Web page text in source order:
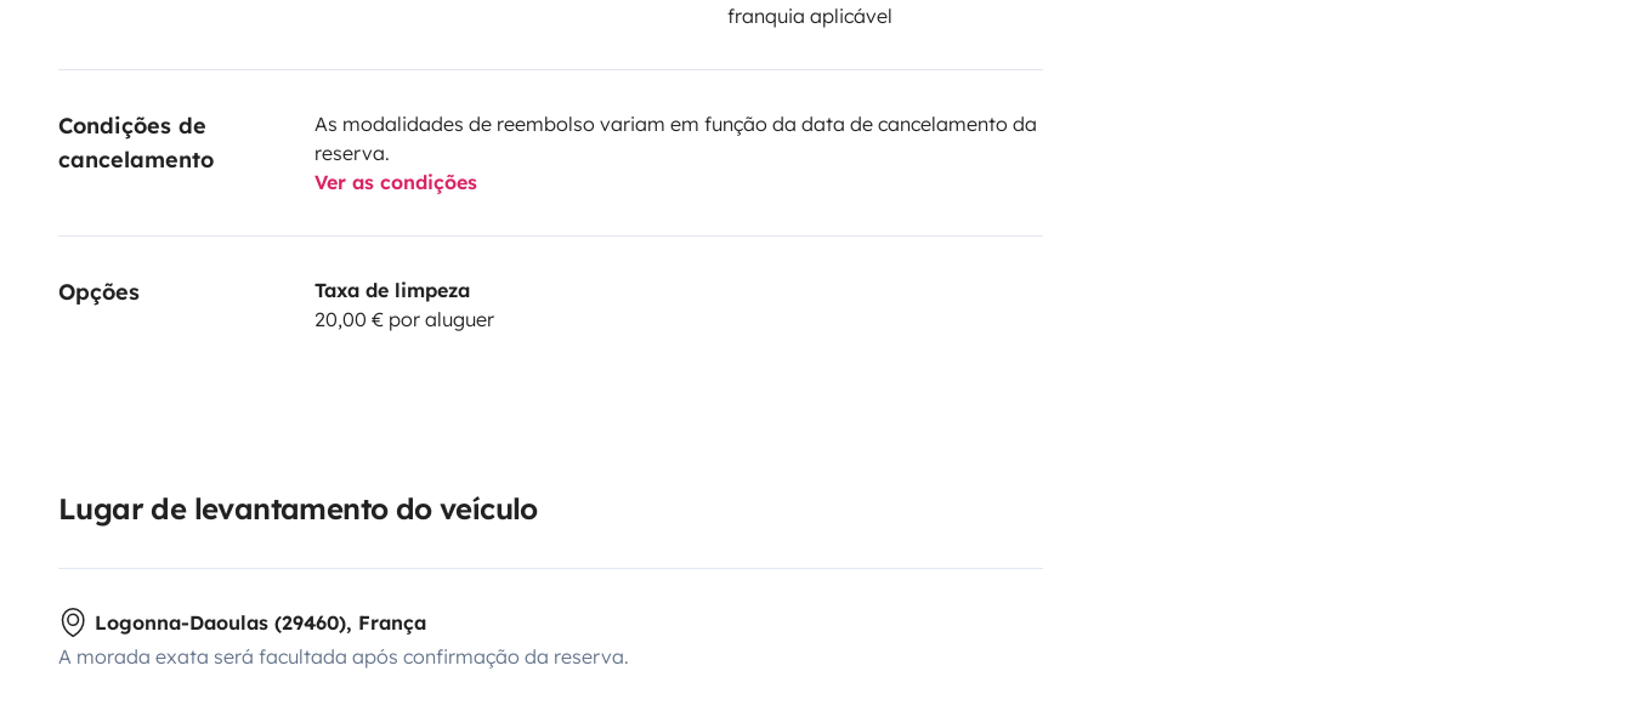
franquia aplicável
Condições de
cancelamento
As modalidades de reembolso variam em função da data de cancelamento da
reserva.
Ver as condições
Opções
Taxa de limpeza
20,00 € por aluguer
Lugar de levantamento do veículo
Logonna-Daoulas (29460), França
A morada exata será facultada após confirmação da reserva.